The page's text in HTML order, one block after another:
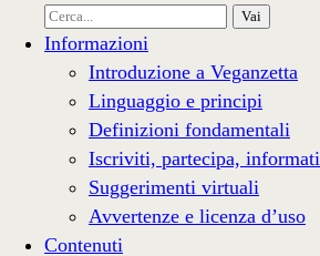
Cerca
per:
Informazioni
Introduzione a Veganzetta
Linguaggio e principi
Definizioni fondamentali
Iscriviti, partecipa, informati
Suggerimenti virtuali
Avvertenze e licenza d’uso
Contenuti